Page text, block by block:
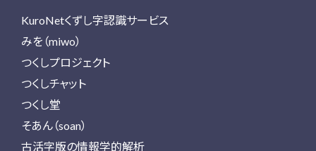
KuroNetくずし字認識サービス
みを（miwo）
つくしプロジェクト
つくしチャット
つくし堂
そあん（soan）
古活字版の情報学的解析